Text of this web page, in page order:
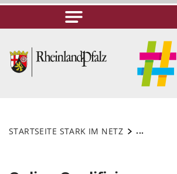
STARTSEITE STARK IM NETZ ...